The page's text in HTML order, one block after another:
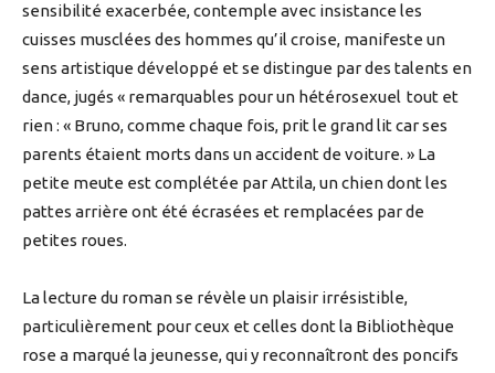
sensibilité exacerbée, contemple avec insistance les
cuisses musclées des hommes qu’il croise, manifeste un
sens artistique développé et se distingue par des talents en
dance, jugés « remarquables pour un hétérosexuel tout et
rien : « Bruno, comme chaque fois, prit le grand lit car ses
parents étaient morts dans un accident de voiture. » La
petite meute est complétée par Attila, un chien dont les
pattes arrière ont été écrasées et remplacées par de
petites roues.
La lecture du roman se révèle un plaisir irrésistible,
particulièrement pour ceux et celles dont la Bibliothèque
rose a marqué la jeunesse, qui y reconnaîtront des poncifs